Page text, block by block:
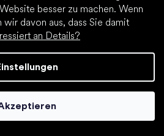
besser zu machen. Wenn
davon aus, dass Sie damit
an Details?